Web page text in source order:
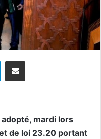
Telegram
mardi lors
de loi 23.20 portant